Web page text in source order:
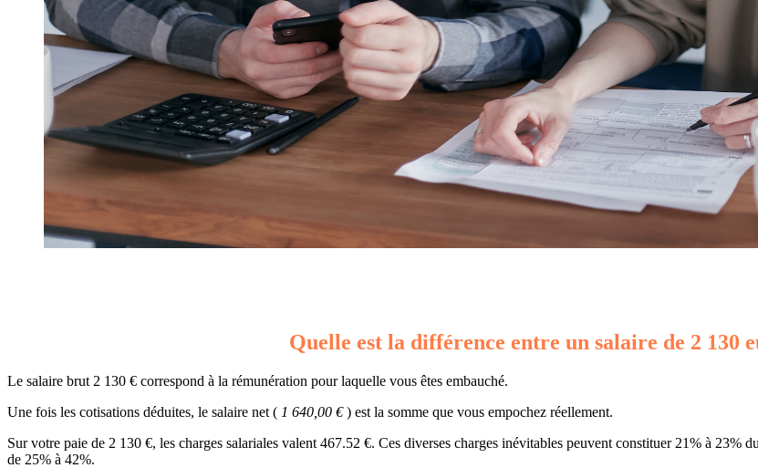
Quelle est la différence entre un salaire de 2 130
Le salaire brut 2 130 € correspond à la rémunération pour laquelle vous êtes embauché.
Une fois les cotisations déduites, le salaire net ( 1 640,00 €) est la somme que vous empochez réellement.
Sur votre paie de 2 130 €, les charges salariales valent 467.52 €. Ces diverses charges inévitables peuvent constituer 21% à 23%
de 25% à 42%.